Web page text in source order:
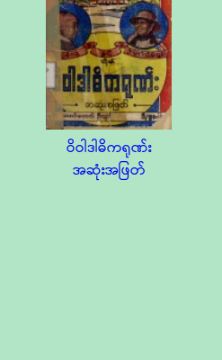
ဝိဝါဒါဓိကရုဏ်း
အဆုံးအဖြတ်